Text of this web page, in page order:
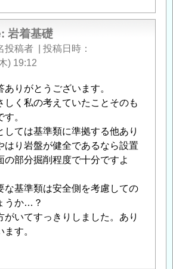
岩着基礎
投稿者
投稿日時
) 19:12
ありがとうございます。
しく私の考えていたことそのも
す。
しては基準類に準拠する他あり
はり岩盤が健全であるなら設置
の部分掘削程度で十分ですよ
な基準類は安全側を考慮しての
うか…？
がいてすっきりしました。あり
す。